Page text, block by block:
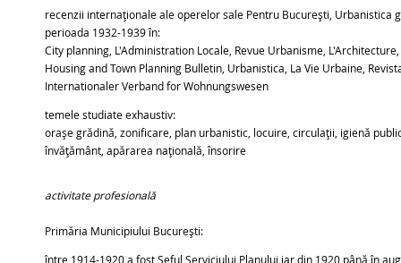
recenzii internaționale ale operelor sale Pentru București, Urbanistica
perioada 1932-1939 în:
City planning, L'Administration Locale, Revue Urbanisme,
Housing and Town Planning Bulletin, Urbanistica, La Vie Urbaine,
Internationaler Verband for Wohnungswesen
temele studiate exhaustiv:
orașe grădină, zonificare, plan urbanistic, locuire, circulații, igienă
învățământ, apărarea națională, însorire
activitate profesională
Primăria Municipiului București:
între 1914-1920 a fost Șeful Serviciului Planului iar din 1920 până în